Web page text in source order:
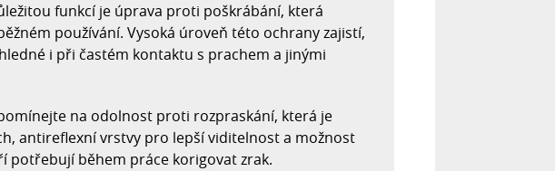
funkcí je úprava proti poškrábání, která
používání. Vysoká úroveň této ochrany zajistí,
i při častém kontaktu s prachem a jinými
na odolnost proti rozpraskání, která je
antireflexní vrstvy pro lepší viditelnost a možnost
potřebují během práce korigovat zrak.